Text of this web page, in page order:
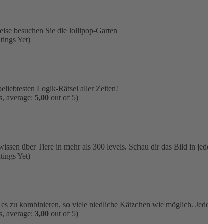
besuchen Sie die lollipop-Garten
Yet)
Logik-Rätsel aller Zeiten!
average: 5,00 out of 5)
über Tiere in mehr als 300 levels. Schau dir das Bild in
Yet)
zu kombinieren, so viele niedliche Kätzchen wie möglich.
average: 3,00 out of 5)